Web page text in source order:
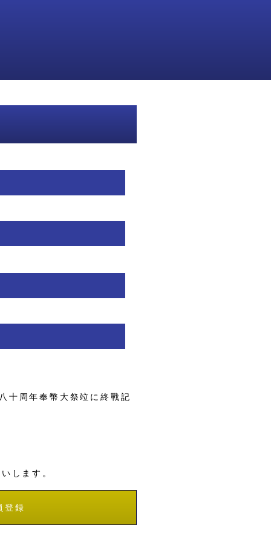
十周年奉幣大祭竝に終戰記
します。
登録